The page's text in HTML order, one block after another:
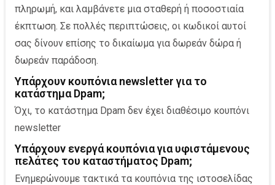
πληρωμή, και λαμβάνετε μια σταθερή ή ποσοστιαία
έκπτωση. Σε πολλές περιπτώσεις, οι κωδικοί αυτοί
σας δίνουν επίσης το δικαίωμα για δωρεάν δώρα ή
δωρεάν παράδοση.
Υπάρχουν κουπόνια newsletter για το
κατάστημα Dpam;
Όχι, το κατάστημα Dpam δεν έχει διαθέσιμο κουπόνι
newsletter
Υπάρχουν ενεργά κουπόνια για υφιστάμενoυς
πελάτες του καταστήματος Dpam;
Ενημερώνουμε τακτικά τα κουπόνια της ιστοσελίδας